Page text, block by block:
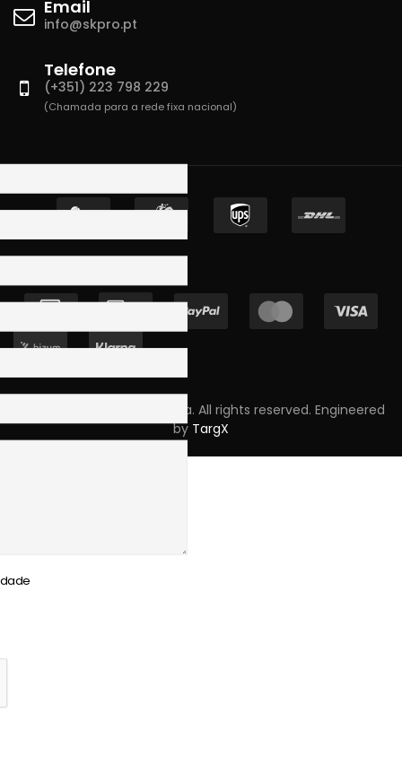
Email
info@skpro.pt
Telefone
(+351) 223 798 229
(Chamada para a rede fixa nacional)
Copyright © 2023 Skpro, Lda. All rights reserved. Engineered
by TargX